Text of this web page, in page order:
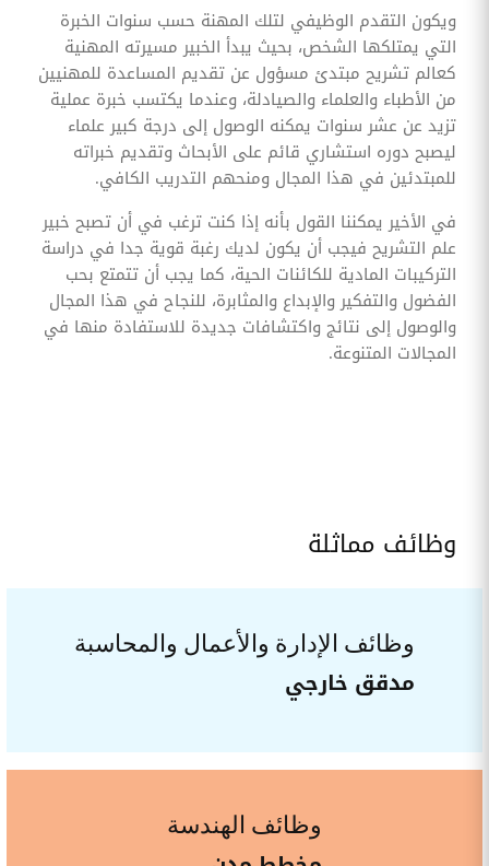
ويكون التقدم الوظيفي لتلك المهنة حسب سنوات الخبرة
التي يمتلكها الشخص، بحيث يبدأ الخبير مسيرته المهنية
كعالم تشريح مبتدئ مسؤول عن تقديم المساعدة للمهنيين
من الأطباء والعلماء والصيادلة، وعندما يكتسب خبرة عملية
تزيد عن عشر سنوات يمكنه الوصول إلى درجة كبير علماء
ليصبح دوره استشاري قائم على الأبحاث وتقديم خبراته
للمبتدئين في هذا المجال ومنحهم التدريب الكافي.
في الأخير يمكننا القول بأنه إذا كنت ترغب في أن تصبح خبير
علم التشريح فيجب أن يكون لديك رغبة قوية جدا في دراسة
التركيبات المادية للكائنات الحية، كما يجب أن تتمتع بحب
الفضول والتفكير والإبداع والمثابرة، للنجاح في هذا المجال
والوصول إلى نتائج واكتشافات جديدة للاستفادة منها في
المجالات المتنوعة.
وظائف مماثلة
وظائف الإدارة والأعمال والمحاسبة
مدقق خارجي
وظائف الهندسة